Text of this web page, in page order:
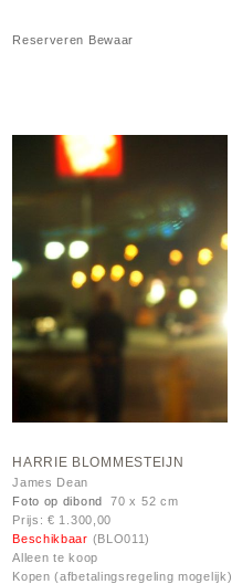
Reserveren Bewaar
HARRIE BLOMMESTEIJN
James Dean
Foto op dibond 70 x 52 cm
Prijs: € 1.300,00
Beschikbaar (BLO011)
Alleen te koop
Kopen (afbetalingsregeling mogelijk)